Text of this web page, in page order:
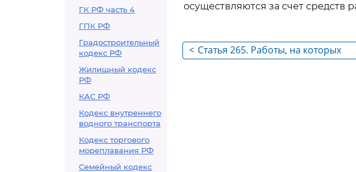
ГК РФ часть 4
ГПК РФ
Градостроительный
кодекс РФ
Жилищный кодекс
РФ
КАС РФ
Кодекс внутреннего
водного транспорта
Кодекс торгового
мореплавания РФ
Семейный кодекс
осуществляются за счет средств
< Статья 265. Работы, на которых